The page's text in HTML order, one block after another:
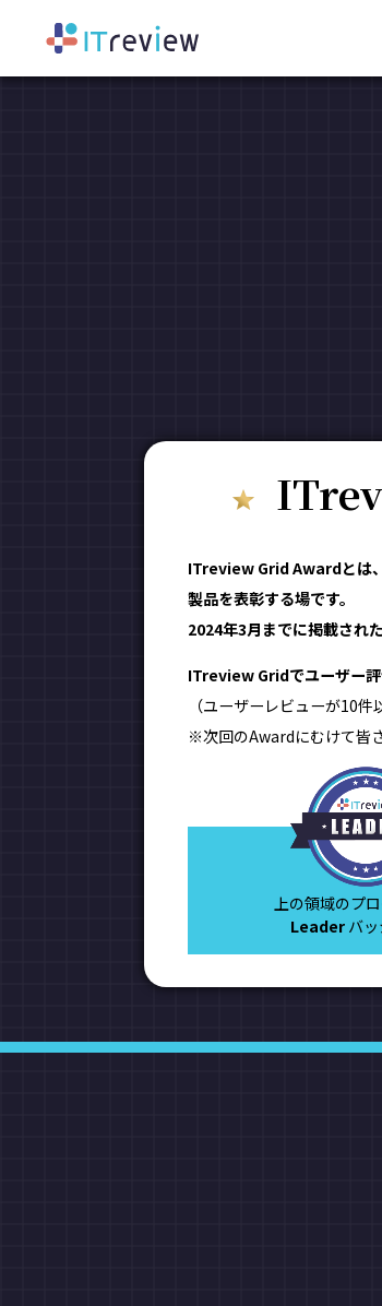
ITreview Grid Awardとは
製品を表彰する場です。
2024年3月までに掲載され
ITreview Gridでユーザー評
（ユーザーレビューが10
※次回のAwardにむけて皆
上の領域のプ
Leader バ